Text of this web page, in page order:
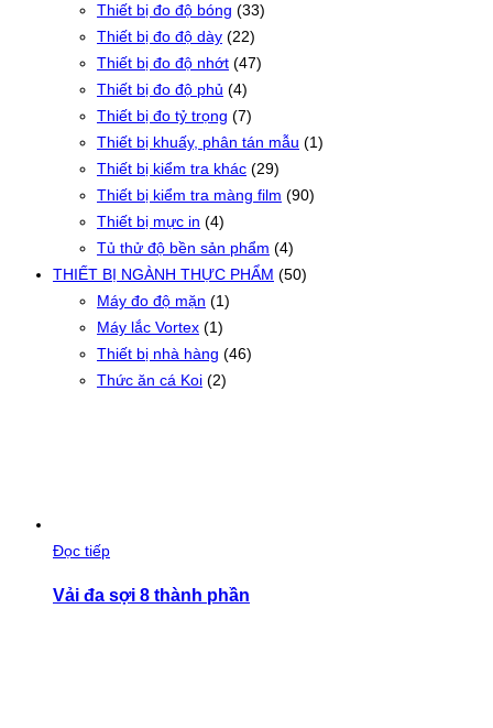
Thiết bị đo độ bóng (33)
Thiết bị đo độ dày (22)
Thiết bị đo độ nhớt (47)
Thiết bị đo độ phủ (4)
Thiết bị đo tỷ trọng (7)
Thiết bị khuấy, phân tán mẫu (1)
Thiết bị kiểm tra khác (29)
Thiết bị kiểm tra màng film (90)
Thiết bị mực in (4)
Tủ thử độ bền sản phẩm (4)
THIẾT BỊ NGÀNH THỰC PHẨM (50)
Máy đo độ mặn (1)
Máy lắc Vortex (1)
Thiết bị nhà hàng (46)
Thức ăn cá Koi (2)
Đọc tiếp
Vải đa sợi 8 thành phần